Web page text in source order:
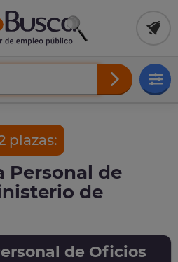
plazas:
Personal de
de
de Oficios